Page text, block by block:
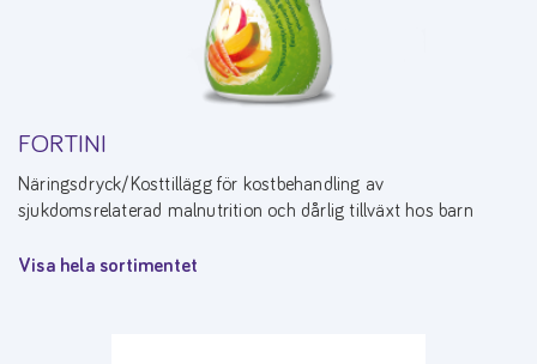
FORTINI
Näringsdryck/Kosttillägg för kostbehandling av
sjukdomsrelaterad malnutrition och dårlig tillväxt hos barn
Visa hela sortimentet